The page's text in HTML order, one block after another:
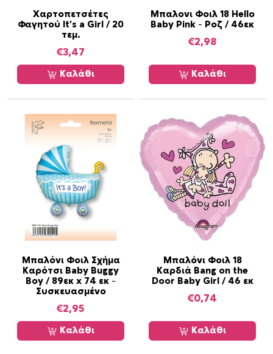
Χαρτοπετσέτες
Φαγητού It’s a Girl / 20
τεμ.
€3,47
Καλάθι
Μπαλονι Φοιλ 18 Hello
Baby Pink – Ροζ / 46εκ
€2,98
Καλάθι
Μπαλόνι Φοιλ Σχήμα
Καρότσι Baby Buggy
Boy / 89εκ x 74 εκ –
Συσκευασμένο
€2,95
Καλάθι
Μπαλόνι Φοιλ 18
Καρδιά Bang on the
Door Baby Girl / 46 εκ
€0,74
Καλάθι